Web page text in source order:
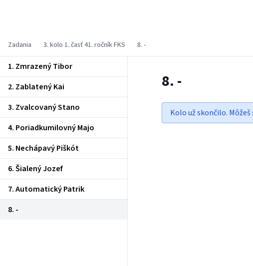
Zadania 3. kolo 1. časť 41. ročník FKS 8. -
1. Zmrazený Tibor
2. Zablatený Kai
3. Zvalcovaný Stano
4. Poriadkumilovný Majo
5. Nechápavý Piškót
6. Šialený Jozef
7. Automatický Patrik
8. -
8. -
Kolo už skončilo.